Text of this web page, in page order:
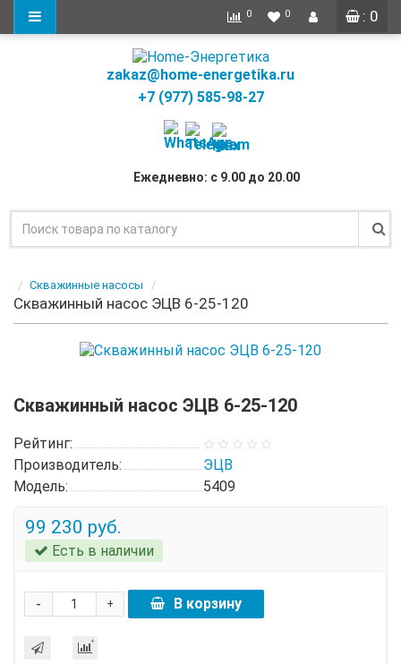
: 0
0 0
zakaz@home-energetika.ru
+7 (977) 585-98-27
Ежедневно: с 9.00 до 20.00
Скважинные насосы
Скважинный насос ЭЦВ 6-25-120
Скважинный насос ЭЦВ 6-25-120
Рейтинг:
Производитель:
ЭЦВ
Модель:
5409
99 230 руб.
Есть в наличии
+
- В корзину